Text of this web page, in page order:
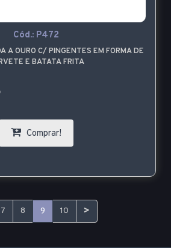
Cód.: P472
A OURO C/ PINGENTES EM FORMA DE
E BATATA FRITA
Comprar!
7 8 9 10 >